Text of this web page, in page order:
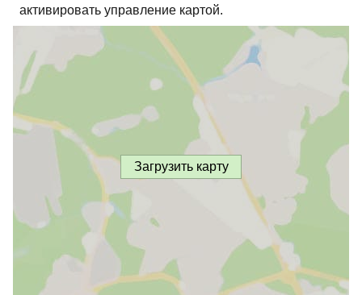
активировать управление картой.
Загрузить карту